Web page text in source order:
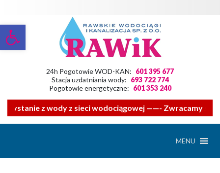
Otwórz pasek narzędzi
24h Pogotowie WOD-KAN: 601 395 677
Stacja uzdatniania wody: 693 722 774
Pogotowie energetyczne: 601 353 240
z wody z sieci wodociągowej ——- Zwracamy się z
MENU